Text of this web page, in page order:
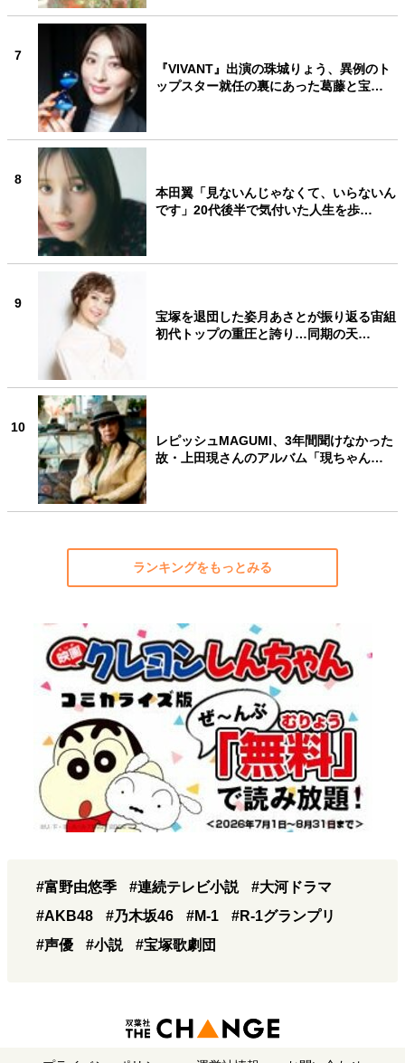
7
『VIVANT』出演の珠城りょう、異例のト
ップスター就任の裏にあった葛藤と宝…
8
本田翼「見ないんじゃなくて、いらないん
です」20代後半で気付いた人生を歩…
9
宝塚を退団した姿月あさとが振り返る宙組
初代トップの重圧と誇り…同期の天…
10
レピッシュMAGUMI、3年間聞けなかった
故・上田現さんのアルバム「現ちゃん…
ランキングをもっとみる
#富野由悠季 #連続テレビ小説
#大河ドラマ
#AKB48
#乃木坂46 #M-1
#R-1グランプリ
#声優
#小説 #宝塚歌劇団